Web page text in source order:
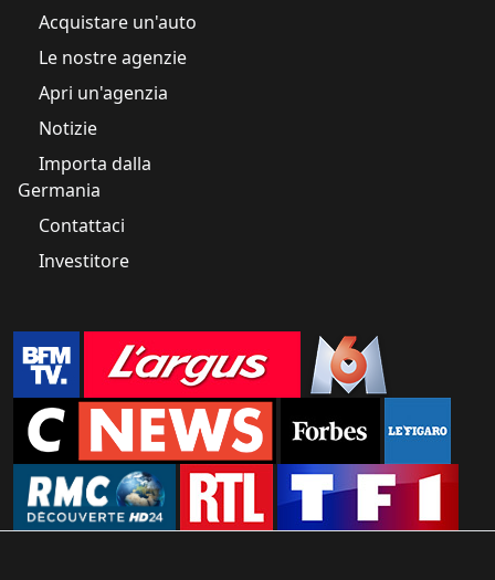
Acquistare un'auto
Le nostre agenzie
Apri un'agenzia
Notizie
Importa dalla
Germania
Contattaci
Investitore